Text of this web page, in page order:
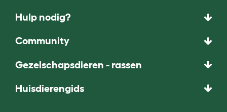
Hulp nodig?
Community
Gezelschapsdieren - rassen
Huisdierengids